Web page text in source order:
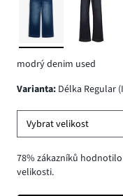
modrý denim used
varianta: Délka Regular
Vybrat velikost
78% zákazníků
velikosti.